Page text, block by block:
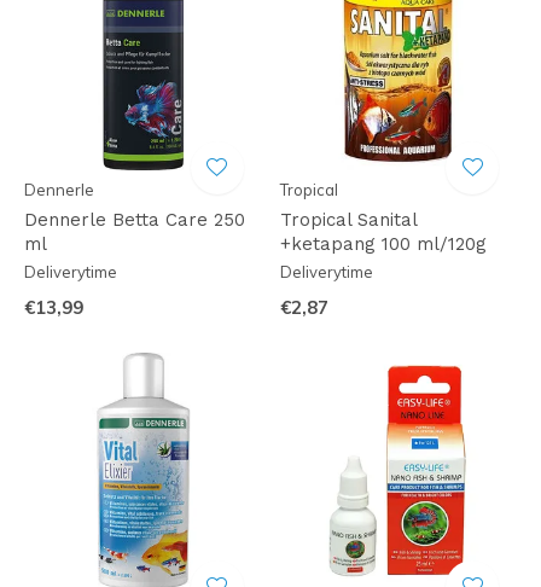
Dennerle
Dennerle Betta Care 250
ml
Deliverytime
€13,99
Tropical
Tropical Sanital
+ketapang 100 ml/120g
Deliverytime
€2,87